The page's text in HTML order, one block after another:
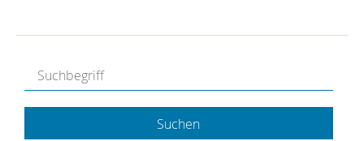
Suchen